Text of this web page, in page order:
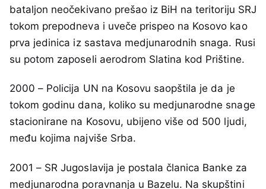
bataljon neočekivano prešao iz BiH na teritoriju SRJ
tokom prepodneva i uveče prispeo na Kosovo kao
prva jedinica iz sastava medjunarodnih snaga. Rusi
su potom zaposeli aerodrom Slatina kod Prištine.
2000 – Policija UN na Kosovu saopštila je da je
tokom godinu dana, koliko su medjunarodne snage
stacionirane na Kosovu, ubijeno više od 500 ljudi,
među kojima najviše Srba.
2001 – SR Jugoslavija je postala članica Banke za
medjunarodna poravnanja u Bazelu. Na skupštini